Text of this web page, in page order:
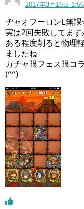
2017年3月16日
ヂャオフーロンL無
実は2回失敗してます
ある程度削ると物理
ましたね
ガチャ限フェス限コ
(^^)